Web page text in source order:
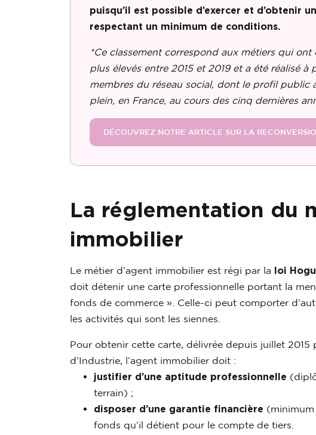
puisqu’il est possible d’exercer et d’obtenir
respectant un minimum de conditions.
*Ce classement correspond aux métiers qui
plus élevés entre 2015 et 2019 et a été réalisé à
membres du réseau social, dont le profil public
plein, en France, au cours des cinq dernières
DÉCOUVREZ NOTRE ARTICLE SUR LA
La réglementation du
immobilier
Le métier d’agent immobilier est régi par la loi
doit détenir une carte professionnelle portant la
fonds de commerce ». Celle-ci peut comporter
les activités qui sont les siennes.
Pour obtenir cette carte, délivrée depuis juillet 2015
d’Industrie, l’agent immobilier doit :
justifier d’une aptitude professionnelle
terrain) ;
disposer d’une garantie financière (minimum
fonds qu’il détient pour le compte de tiers.